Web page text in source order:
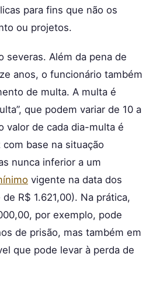
para fins que não os
ou projetos.
severas. Além da pena de
anos, o funcionário também
de multa. A multa é
que podem variar de 10 a
valor de cada dia-multa é
base na situação
nunca inferior a um
vigente na data dos
R$ 1.621,00). Na prática,
por exemplo, pode
de prisão, mas também em
que pode levar à perda de